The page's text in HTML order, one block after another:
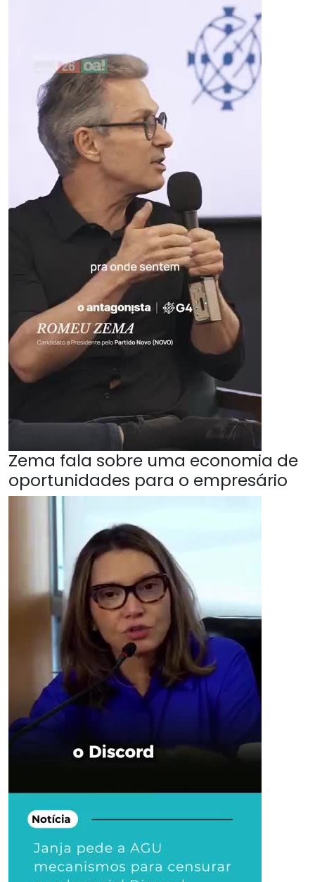
Zema fala sobre uma economia de
oportunidades para o empresário